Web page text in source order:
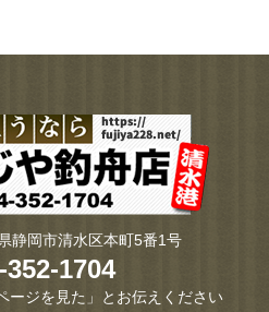
岡市清水区本町5番1号
352-1704
ージを見た」とお伝えください